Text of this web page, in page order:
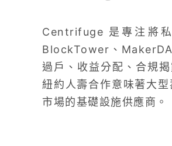
Centrifuge 是專注將
BlockTower、
過戶、收益分配、合規
紐約人壽合作意味著大
市場的基礎設施供應商。